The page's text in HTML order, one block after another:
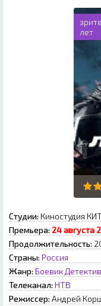
лет
Студии: Киностудия
Премьера: 24 августа
Продолжительность:
Страны: Россия
Жанр: Боевик Детектив
Телеканал: НТВ
Режиссер: Андрей